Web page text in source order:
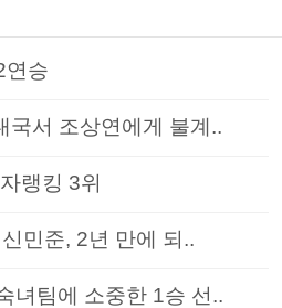
연승
국서 조상연에게 불계..
랭킹 3위
민준, 2년 만에 되..
녀팀에 소중한 1승 선..